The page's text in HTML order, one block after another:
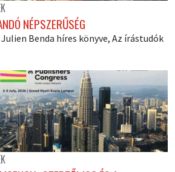
NÉPSZERŰSÉG
Benda híres könyve, Az írástudók